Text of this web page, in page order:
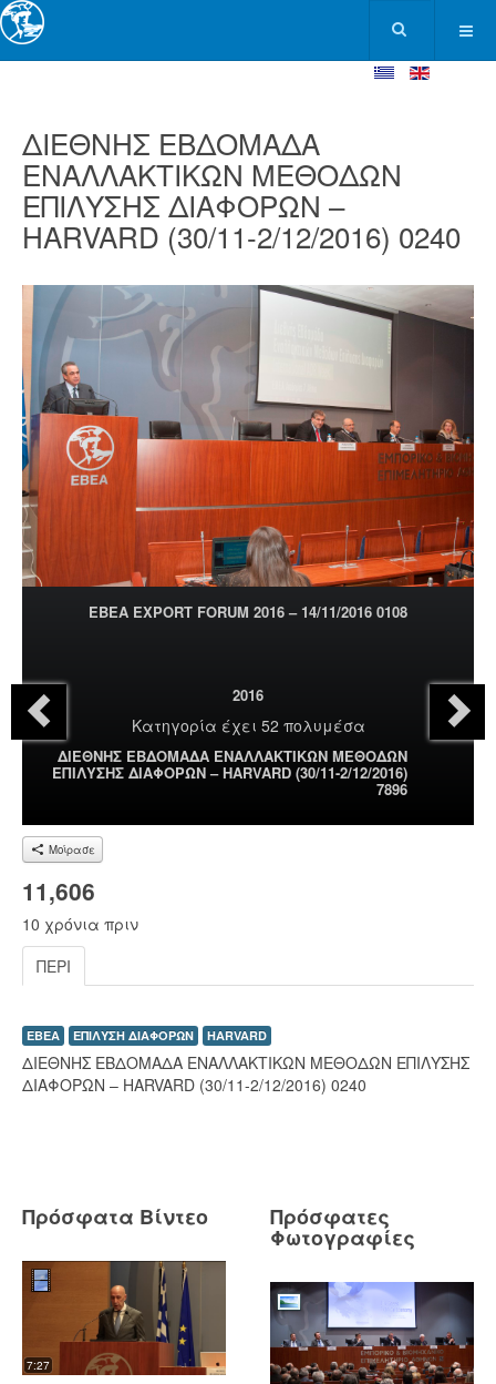
ΔΙΕΘΝΗΣ ΕΒΔΟΜΑΔΑ
ΕΝΑΛΛΑΚΤΙΚΩΝ ΜΕΘΟΔΩΝ
ΕΠΙΛΥΣΗΣ ΔΙΑΦΟΡΩΝ –
HARVARD (30/11-2/12/2016) 0240
ΕΒΕΑ EXPORT FORUM 2016 – 14/11/2016 0108
2016
Κατηγορία έχει 52 πολυμέσα
ΔΙΕΘΝΗΣ ΕΒΔΟΜΑΔΑ ΕΝΑΛΛΑΚΤΙΚΩΝ ΜΕΘΟΔΩΝ
ΕΠΙΛΥΣΗΣ ΔΙΑΦΟΡΩΝ – HARVARD (30/11-2/12/2016)
7896
Μοίρασε
11,606
10 χρόνια πριν
ΠΕΡΊ
ΕΒΕΑ ΕΠΙΛΥΣΗ ΔΙΑΦΟΡΩΝ HARVARD
ΔΙΕΘΝΗΣ ΕΒΔΟΜΑΔΑ ΕΝΑΛΛΑΚΤΙΚΩΝ ΜΕΘΟΔΩΝ ΕΠΙΛΥΣΗΣ
ΔΙΑΦΟΡΩΝ – HARVARD (30/11-2/12/2016) 0240
Πρόσφατα Βίντεο
7:27
Πρόσφατες
Φωτογραφίες